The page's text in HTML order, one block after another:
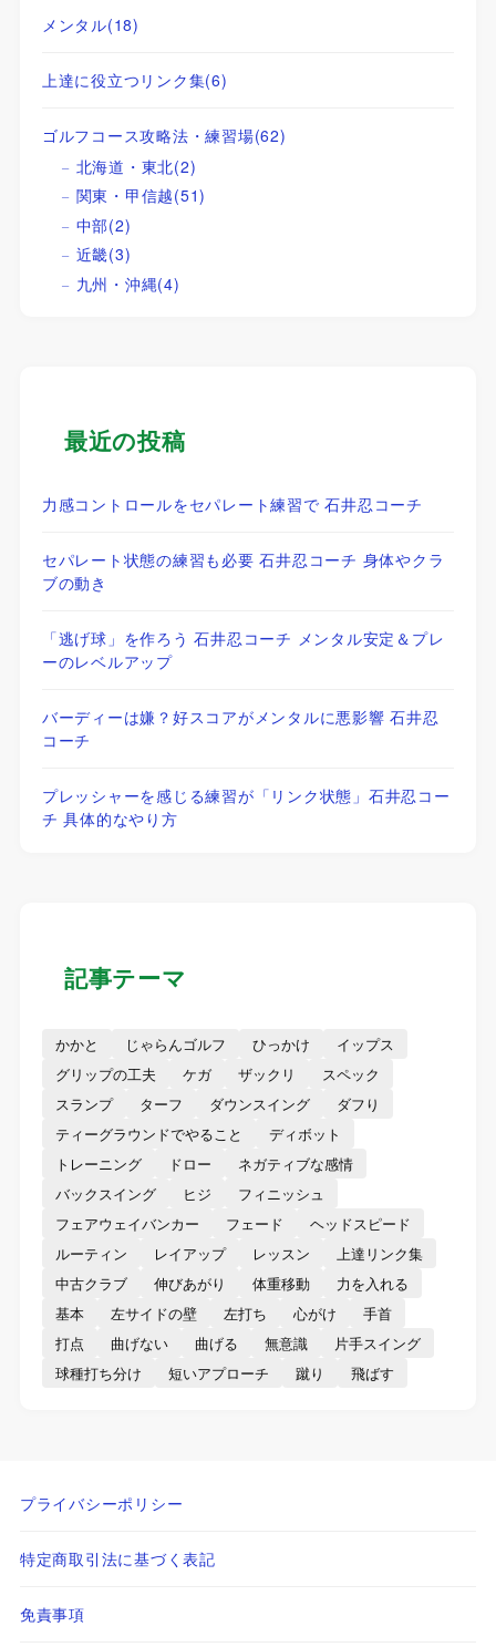
メンタル(18)
上達に役立つリンク集(6)
ゴルフコース攻略法・練習場(62)
北海道・東北(2)
関東・甲信越(51)
中部(2)
近畿(3)
九州・沖縄(4)
最近の投稿
力感コントロールをセパレート練習で 石井忍コーチ
セパレート状態の練習も必要 石井忍コーチ 身体やクラ
ブの動き
「逃げ球」を作ろう 石井忍コーチ メンタル安定＆プレ
ーのレベルアップ
バーディーは嫌？好スコアがメンタルに悪影響 石井忍
コーチ
プレッシャーを感じる練習が「リンク状態」石井忍コー
チ 具体的なやり方
記事テーマ
かかと じゃらんゴルフ ひっかけ
イップス
グリップの工夫
ケガ ザックリ
スペック
スランプ
ターフ ダウンスイング
ダフり
ティーグラウンドでやること
ディボット
トレーニング
ドロー
ネガティブな感情
バックスイング
ヒジ
フィニッシュ
フェアウェイバンカー
フェード
ヘッドスピード
ルーティン
レイアップ レッスン
上達リンク集
中古クラブ
伸びあがり 体重移動
力を入れる
基本
左サイドの壁 左打ち 心がけ
手首
打点
曲げない 曲げる 無意識
片手スイング
球種打ち分け
短いアプローチ 蹴り 飛ばす
プライバシーポリシー
特定商取引法に基づく表記
免責事項